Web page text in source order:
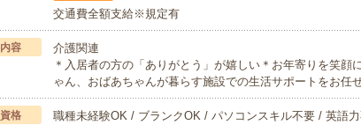
交通費全額支給※規定有
容
介護関連
＊入居者の方の「ありがとう」が嬉しい＊お年寄りを笑顔
ゃん、おばあちゃんが暮らす施設での生活サポートをお任
格
職種未経験OK / ブランクOK / パソコンスキル不要 / 英語